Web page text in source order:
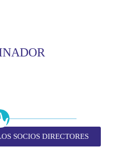
SOCIOS DIRECTORES